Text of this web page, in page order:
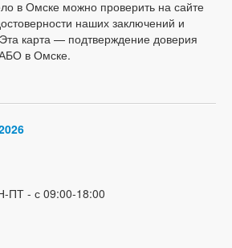
в Омске можно проверить на сайте
наших заключений и
карта — подтверждение доверия
АБО в Омске.
ПТ - с 09:00-18:00